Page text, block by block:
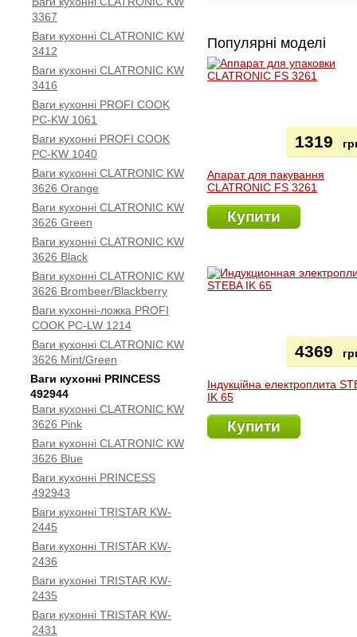
3367
Ваги кухонні CLATRONIC KW
3412
Ваги кухонні CLATRONIC KW
3416
Ваги кухонні PROFI COOK
PC-KW 1061
Ваги кухонні PROFI COOK
PC-KW 1040
Ваги кухонні CLATRONIC KW
3626 Orange
Ваги кухонні CLATRONIC KW
3626 Green
Ваги кухонні CLATRONIC KW
3626 Black
Ваги кухонні CLATRONIC KW
3626 Brombeer/Blackberry
Ваги кухонні-ложка PROFI
COOK PC-LW 1214
Ваги кухонні CLATRONIC KW
3626 Mint/Green
Ваги кухонні PRINCESS
492944
Ваги кухонні CLATRONIC KW
3626 Pink
Ваги кухонні CLATRONIC KW
3626 Blue
Ваги кухонні PRINCESS
492943
Ваги кухонні TRISTAR KW-
2445
Ваги кухонні TRISTAR KW-
2436
Ваги кухонні TRISTAR KW-
2435
Ваги кухонні TRISTAR KW-
2431
Популярні моделі
Апарат для пакування
CLATRONIC FS 3261
1319
Купити
Індукційна електроплита
IK 65
4369
Купити